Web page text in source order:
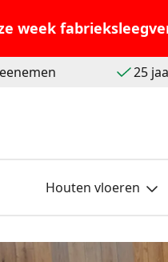
week
25
Houten vloeren